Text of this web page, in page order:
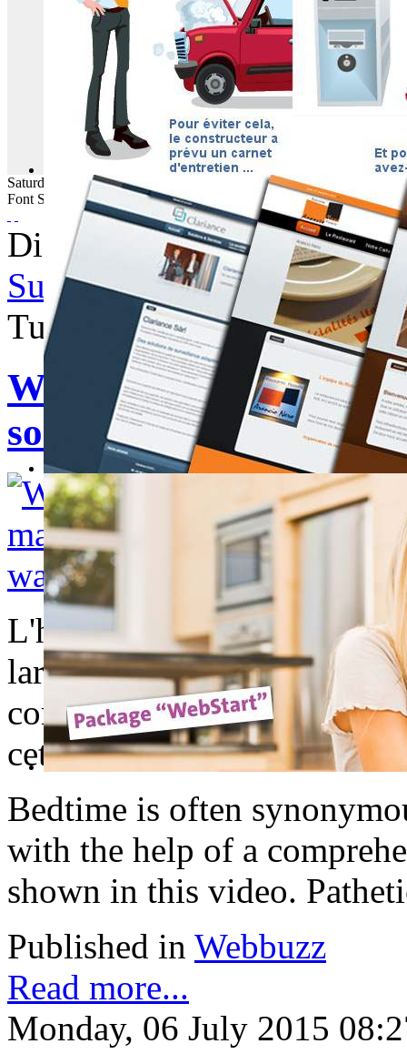
Saturday August 2026
Font Size
Displaying items by tag:
Subscribe to this RSS feed
Tuesday, 24 March 2015
Webbuzz du 24/03/
son bébé-New way to
L'heure du coucher est
larmes. Mais en disposant
compréhensif, cela peut se
cette vidéo. Attendrissant
Bedtime is often
with the help of a
shown in this video.
Published in Webbuzz
Read more...
Monday, 06 July 2015